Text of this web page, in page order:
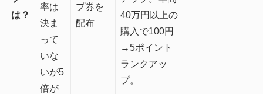
は？
率は
決ま
って
いな
いが5
倍が
プ券を
配布
40万円以上の
購入で100円
→5ポイント
ランクアッ
プ。